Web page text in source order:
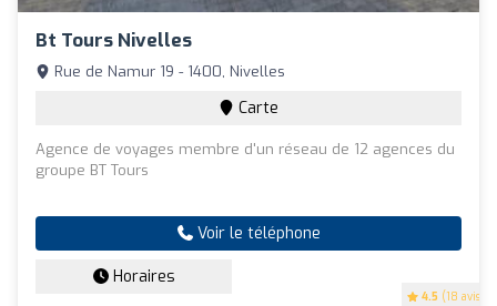
Bt Tours Nivelles
4.5 (18 avis)
Rue de Namur 19 - 1400, Nivelles
Carte
Agence de voyages membre d'un réseau de 12 agences du
groupe BT Tours
Voir le téléphone
Horaires